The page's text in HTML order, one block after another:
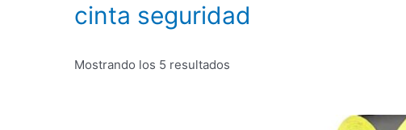
cinta seguridad
Mostrando los 5 resultados